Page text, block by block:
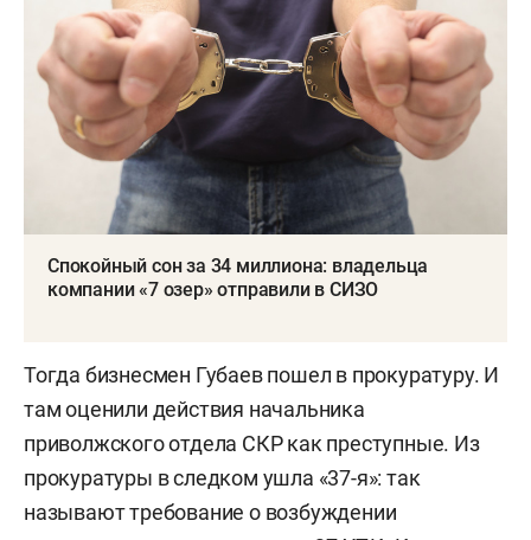
Спокойный сон за 34 миллиона: владельца
компании «7 озер» отправили в СИЗО
Тогда бизнесмен Губаев пошел в прокуратуру. И
там оценили действия начальника
приволжского отдела СКР как преступные. Из
прокуратуры в следком ушла «37-я»: так
называют требование о возбуждении